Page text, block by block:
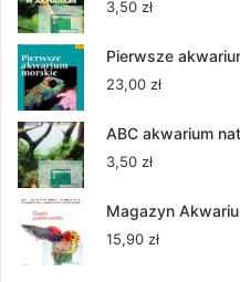
3,50 zł
Pierwsze
23,00 zł
ABC akwarium
3,50 zł
Magazyn
15,90 zł